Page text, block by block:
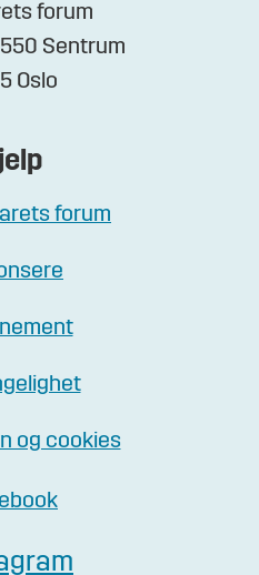
forum
Sentrum
Oslo
forum
og cookies